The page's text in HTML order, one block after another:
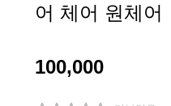
어 체어 원체어
100,000